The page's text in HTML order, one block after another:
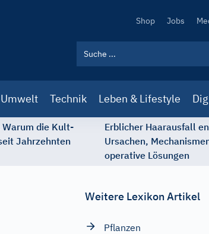
Secondary
Shop Jobs
Technik Leben & Lifestyle
Warum die Kult-
Jahrzehnten
Erblicher Haarausfall
Ursachen,
operative Lösungen
Weitere Lexikon Artikel
Pflanzen